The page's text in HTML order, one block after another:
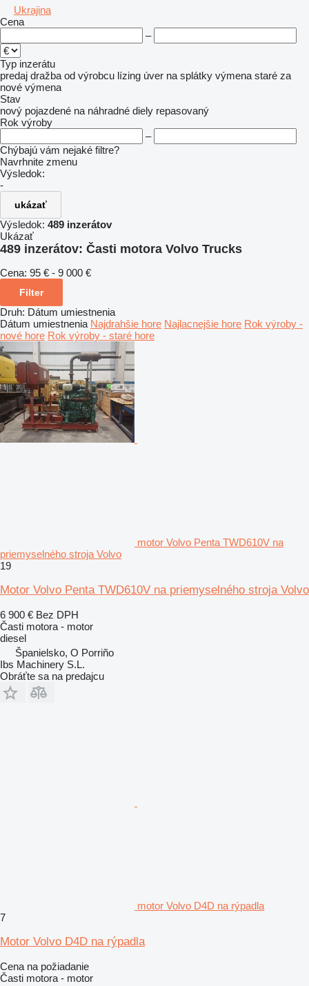
Ukrajina
Cena
–
Typ inzerátu
predaj dražba od výrobcu lízing úver na splátky výmena staré za
nové výmena
Stav
nový pojazdené na náhradné diely repasovaný
Rok výroby
–
Chýbajú vám nejaké filtre?
Navrhnite zmenu
Výsledok:
-
ukázať
Výsledok: 489 inzerátov
Ukázať
489 inzerátov: Časti motora Volvo Trucks
Cena: 95 € - 9 000 €
Filter
Druh: Dátum umiestnenia
Dátum umiestnenia Najdrahšie hore Najlacnejšie hore Rok výroby -
nové hore Rok výroby - staré hore
motor Volvo Penta TWD610V na
priemyselného stroja Volvo
19
Motor Volvo Penta TWD610V na priemyselného stroja Volvo
6 900 € Bez DPH
Časti motora - motor
diesel
Španielsko, O Porriño
Ibs Machinery S.L.
Obráťte sa na predajcu
motor Volvo D4D na rýpadla
7
Motor Volvo D4D na rýpadla
Cena na požiadanie
Časti motora - motor